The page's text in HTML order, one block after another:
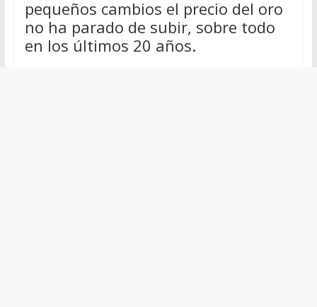
pequeños cambios el precio del oro
no ha parado de subir, sobre todo
en los últimos 20 años.